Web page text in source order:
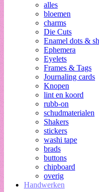
alles
bloemen
charms
Die Cuts
Enamel dots &
Ephemera
Eyelets
Frames & Tags
Journaling cards
Knopen
lint en koord
rubb-on
schudmaterialen
Shakers
stickers
washi tape
brads
buttons
chipboard
overig
Handwerken